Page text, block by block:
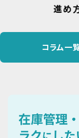
進め方や
コラム一